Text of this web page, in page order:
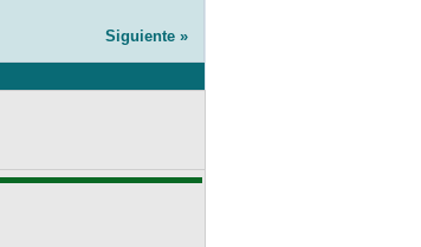
Siguiente »